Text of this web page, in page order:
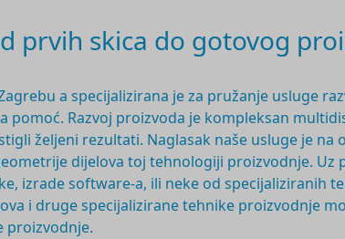
prvih skica do gotovog
a specijalizirana je za pružanje usluge
pomoć. Razvoj proizvoda je kompleksan
željeni rezultati. Naglasak naše usluge je
dijelova toj tehnologiji proizvodnje.
izrade software-a, ili neke od specijaliziranih
i druge specijalizirane tehnike proizvodnje
proizvodnje.